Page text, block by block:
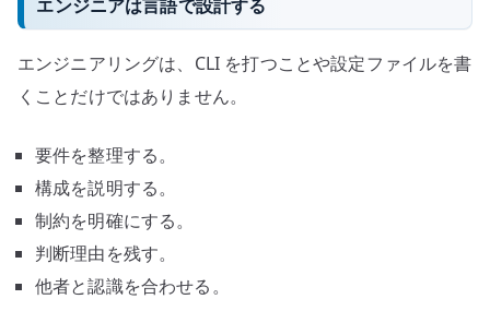
エンジニアは言語で設計する
エンジニアリングは、CLI を打つことや設定ファイルを書
くことだけではありません。
要件を整理する。
構成を説明する。
制約を明確にする。
判断理由を残す。
他者と認識を合わせる。